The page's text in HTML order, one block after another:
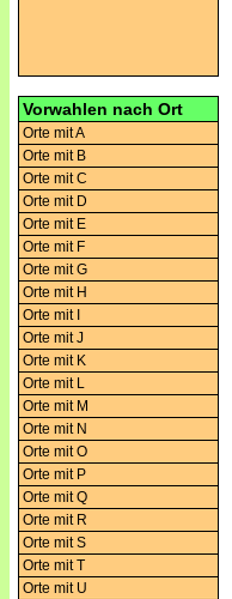
Vorwahlen nach Ort
Orte mit A
Orte mit B
Orte mit C
Orte mit D
Orte mit E
Orte mit F
Orte mit G
Orte mit H
Orte mit I
Orte mit J
Orte mit K
Orte mit L
Orte mit M
Orte mit N
Orte mit O
Orte mit P
Orte mit Q
Orte mit R
Orte mit S
Orte mit T
Orte mit U